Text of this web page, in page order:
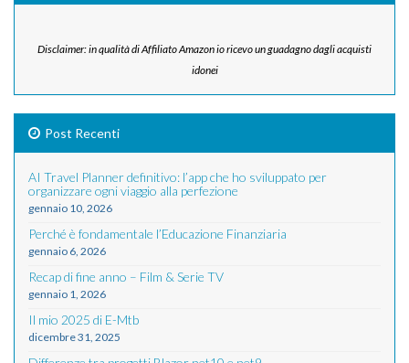
Disclaimer: in qualità di Affiliato Amazon io ricevo un guadagno dagli acquisti
idonei
Post Recenti
AI Travel Planner definitivo: l’app che ho sviluppato per
organizzare ogni viaggio alla perfezione
gennaio 10, 2026
Perché è fondamentale l’Educazione Finanziaria
gennaio 6, 2026
Recap di fine anno – Film & Serie TV
gennaio 1, 2026
Il mio 2025 di E-Mtb
dicembre 31, 2025